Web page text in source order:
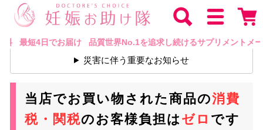
短4日でお届け 品質世界No.1を追求し続けるサプリメントメーカ
災害に伴う重要なお知らせ
当店でお買い物された商品の消費
税・関税のお客様負担はゼロ です